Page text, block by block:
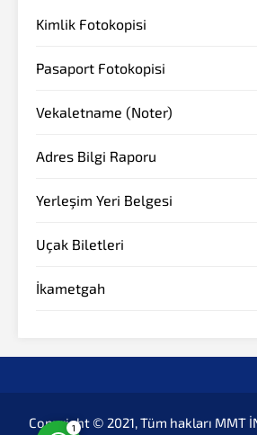
Kimlik Fotokopisi
Pasaport Fotokopisi
Vekaletname (Noter)
Adres Bilgi Raporu
Yerleşim Yeri Belgesi
Uçak Biletleri
İkametgah
Copyright © 2021, Tüm hakları MMT
Müşteri Temsilcisi
1